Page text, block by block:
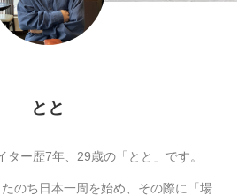
とと
ター歴7年、29歳の「とと」です。
のち日本一周を始め、その際に「場